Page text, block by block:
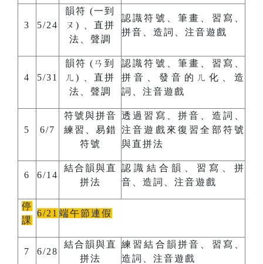
3 5/24
韻符 (一到
ㄡ) 、直拼
法、聲調
認識符號、筆畫、習寫、
拼音、造詞、注音遊戲
4 5/31
韻符 (ㄢ到
ㄦ) 、直拼
法、聲調
認識符號、筆畫、習寫、
拼音、發音的ㄦ化、造
詞、注音遊戲
5 6/7
符號與拼音
練習、易錯
符號
透過習寫、拼音、造詞、
注音遊戲來復習全部符號
與直拼法
6 6/14
結合韻與直
拼法
認識結合韻、習寫、拼
音、造詞、注音遊戲
停
課
6/21 端午節連假
7 6/28
結合韻與直
拼法
練習結合韻拼音、習寫、
造詞、注音遊戲